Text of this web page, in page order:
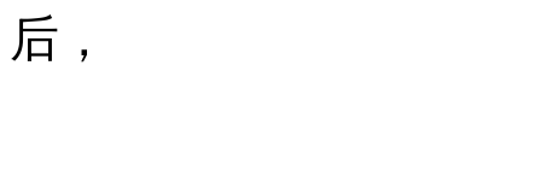
后，